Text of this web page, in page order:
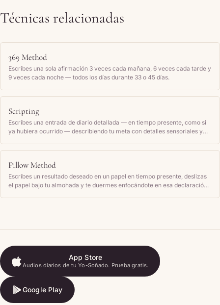
Técnicas relacionadas
369 Method
Escribes una sola afirmación 3 veces cada mañana, 6 veces cada tarde y
9 veces cada noche — todos los días durante 33 o 45 días.
Scripting
Escribes una entrada de diario detallada — en tiempo presente, como si
ya hubiera ocurrido — describiendo tu meta con detalles sensoriales y
Pillow Method
Escribes un resultado deseado en un papel en tiempo presente, deslizas
el papel bajo tu almohada y te duermes enfocándote en esa declaración
App Store
Audios diarios de tu Yo-Soñado. Prueba gratis.
App Store
Google Play
Google Play